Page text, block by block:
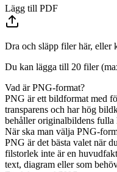
Lägg till PDF
Dra och släpp filer här, eller
Du kan lägga till 20 filer
Vad är PNG-format?
PNG är ett bildformat med
transparens och har hög
behåller originalbildens fulla
När ska man välja PNG-
PNG är det bästa valet när
filstorlek inte är en
text, diagram eller som